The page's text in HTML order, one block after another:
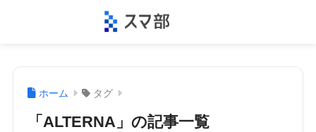
ホーム タグ
「ALTERNA」の記事一覧